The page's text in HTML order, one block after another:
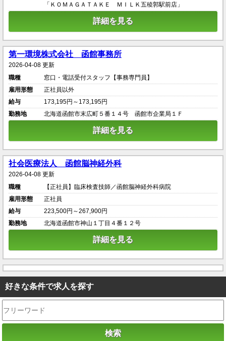
「ＫＯＭＡＧＡＴＡＫＥ ＭＩＬＫ五稜郭駅前店」
詳細を見る
第一環境株式会社 函館事務所
2026-04-08 更新
職種
窓口・電話受付スタッフ【事務専門員】
雇用形態
正社員以外
給与
173,195円～173,195円
勤務地
北海道函館市末広町５番１４号 函館市企業局１Ｆ
詳細を見る
社会医療法人 函館脳神経外科
2026-04-08 更新
職種
【正社員】臨床検査技師／函館脳神経外科病院
雇用形態
正社員
給与
223,500円～267,900円
勤務地
北海道函館市神山１丁目４番１２号
詳細を見る
好きな条件で求人を探す